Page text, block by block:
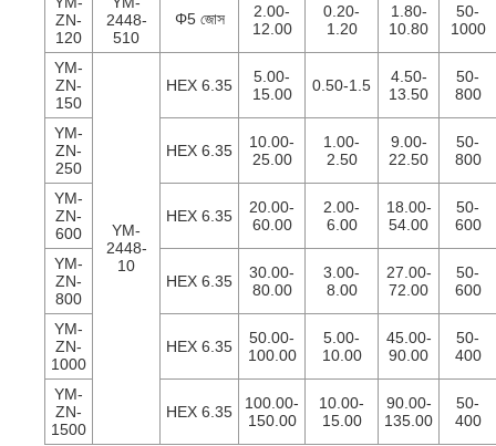
ZN-
120
2448-
510
Φ5 জোস
2.00-
12.00
0.20-
1.20
1.80-
10.80
50-
1000
YM-
ZN-
150
YM-
2448-
10
HEX 6.35
5.00-
15.00
0.50-1.5
4.50-
13.50
50-
800
YM-
ZN-
250
HEX 6.35
10.00-
25.00
1.00-
2.50
9.00-
22.50
50-
800
YM-
ZN-
600
HEX 6.35
20.00-
60.00
2.00-
6.00
18.00-
54.00
50-
600
YM-
ZN-
800
HEX 6.35
30.00-
80.00
3.00-
8.00
27.00-
72.00
50-
600
YM-
ZN-
1000
HEX 6.35
50.00-
100.00
5.00-
10.00
45.00-
90.00
50-
400
YM-
ZN-
1500
HEX 6.35
100.00-
150.00
10.00-
15.00
90.00-
135.00
50-
400